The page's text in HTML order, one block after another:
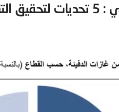
الذكاء الاصطناعي : 5 تحديات